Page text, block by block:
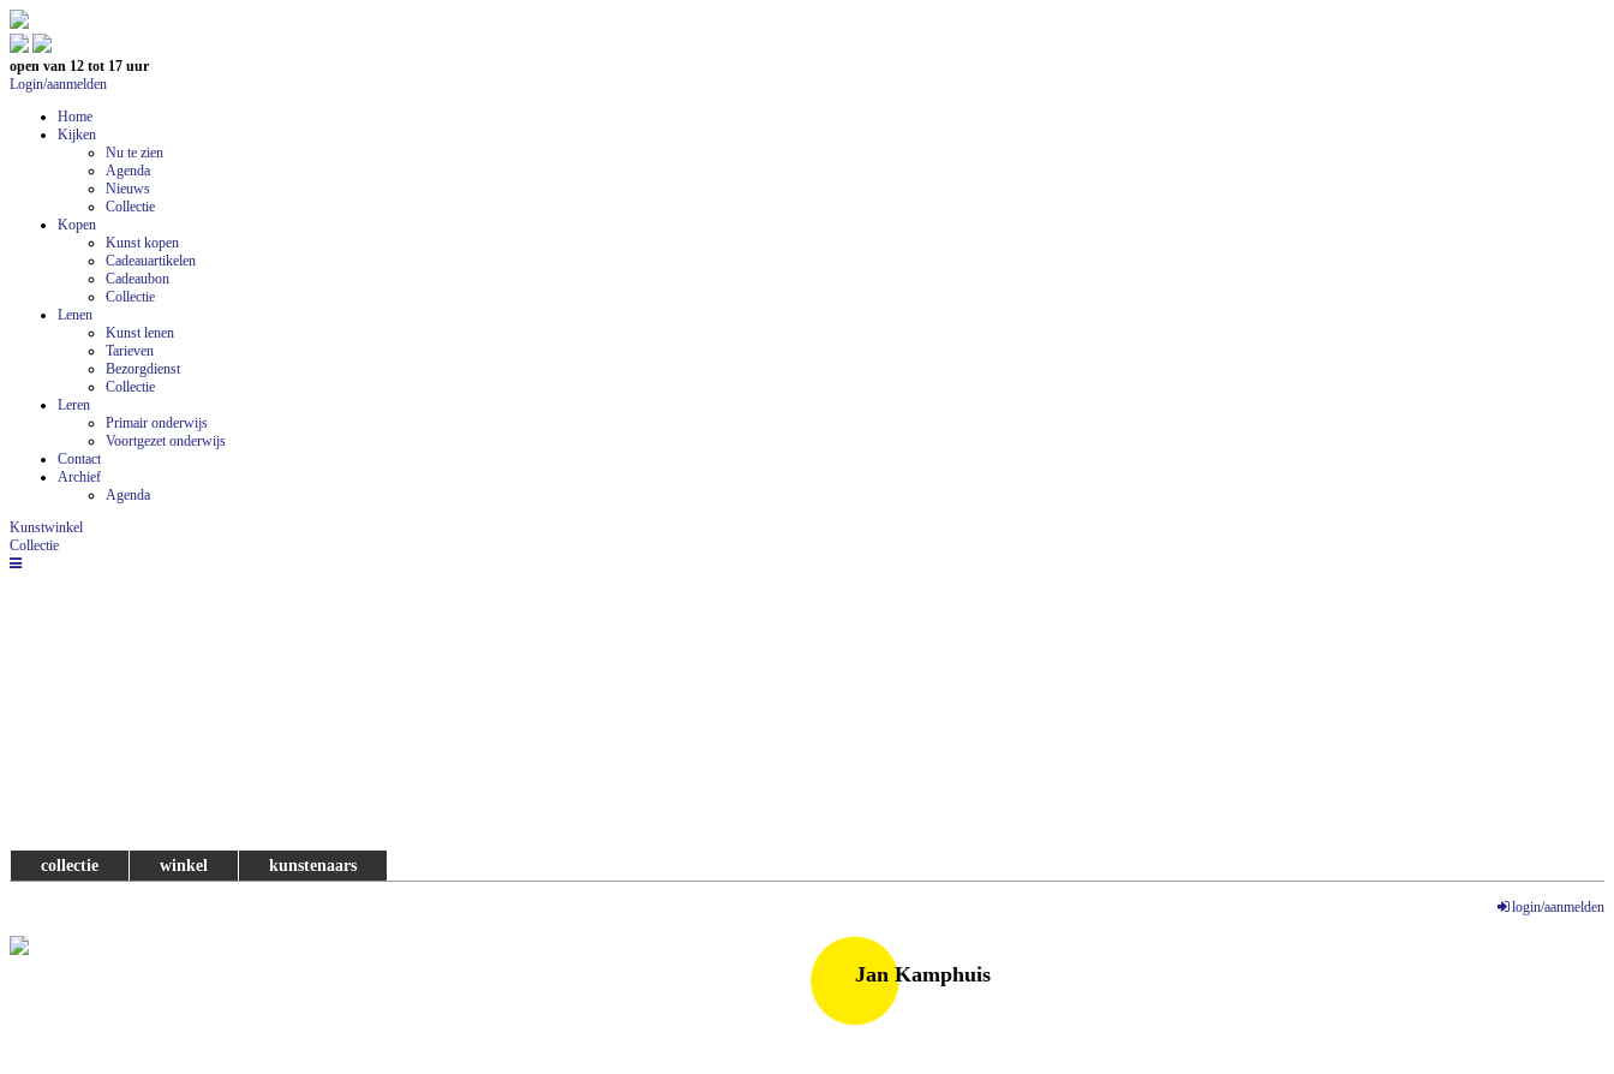
open van 12 tot 17 uur
Login/aanmelden
Home
Kijken
Nu te zien
Agenda
Nieuws
Collectie
Kopen
Kunst kopen
Cadeauartikelen
Cadeaubon
Collectie
Lenen
Kunst lenen
Tarieven
Bezorgdienst
Collectie
Leren
Primair onderwijs
Voortgezet onderwijs
Contact
Archief
Agenda
Kunstwinkel
Collectie
collectie winkel kunstenaars
login/aanmelden
Jan Kamphuis